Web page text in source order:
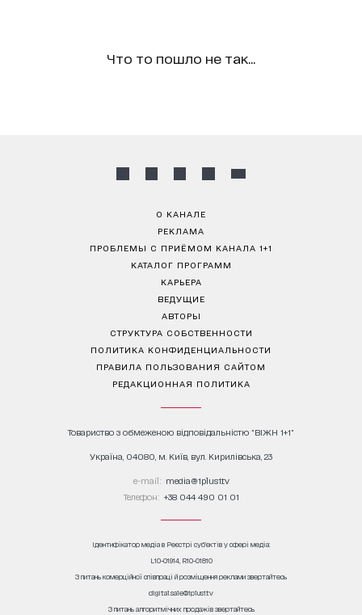
Что то пошло не так...
О КАНАЛЕ
РЕКЛАМА
ПРОБЛЕМЫ С ПРИЁМОМ КАНАЛА 1+1
КАТАЛОГ ПРОГРАММ
КАРЬЕРА
ВЕДУЩИЕ
АВТОРЫ
СТРУКТУРА СОБСТВЕННОСТИ
ПОЛИТИКА КОНФИДЕНЦИАЛЬНОСТИ
ПРАВИЛА ПОЛЬЗОВАНИЯ САЙТОМ
РЕДАКЦИОННАЯ ПОЛИТИКА
Товариство з обмеженою відповідальністю "ВІЖН 1+1"
Україна, 04080, м. Київ, вул. Кирилівська, 23
е-mail: media@1plus1.tv
Телефон: +38 044 490 01 01
Ідентифікатор медіа в Реєстрі суб’єктів у сфері медіа:
L10-01914, R10-01810
З питань комерційної співпраці й розміщення реклами звертайтесь
digital.sale@1plus1.tv
З питань алгоритмічних продажів звертайтесь